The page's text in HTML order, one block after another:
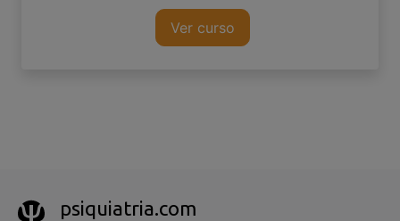
Ver curso
psiquiatria.com